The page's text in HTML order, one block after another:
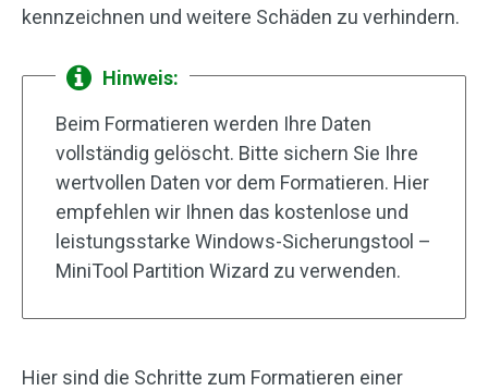
kennzeichnen und weitere Schäden zu verhindern.
Hinweis:
Beim Formatieren werden Ihre Daten
vollständig gelöscht. Bitte sichern Sie Ihre
wertvollen Daten vor dem Formatieren. Hier
empfehlen wir Ihnen das kostenlose und
leistungsstarke Windows-Sicherungstool –
MiniTool Partition Wizard zu verwenden.
Hier sind die Schritte zum Formatieren einer